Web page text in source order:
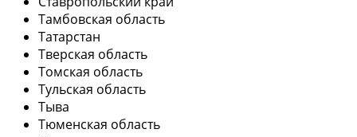
Тамбовская область
Татарстан
Тверская область
Томская область
Тульская область
Тыва
Тюменская область